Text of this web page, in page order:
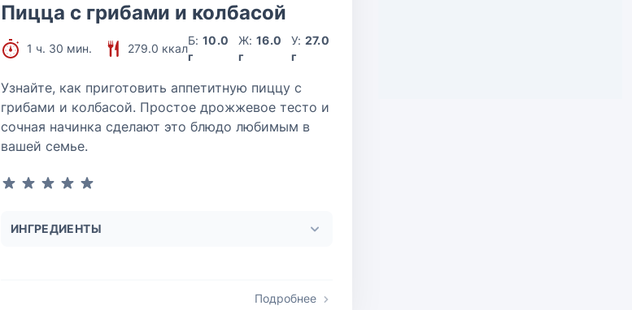
Пицца с грибами и колбасой
1 ч. 30 мин. 279.0 ккал
Б:10.0
г
Ж:16.0
г
У: 27.0
г
Узнайте, как приготовить аппетитную пиццу с
грибами и колбасой. Простое дрожжевое тесто и
сочная начинка сделают это блюдо любимым в
вашей семье.
ИНГРЕДИЕНТЫ
Подробнее